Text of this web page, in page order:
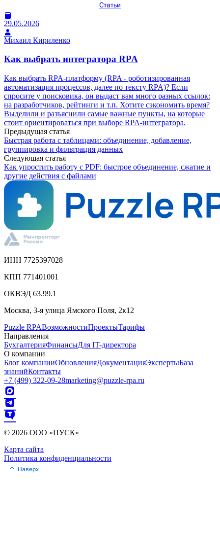
Статьи
29.05.2026
Михаил Кириленко
Как выбрать интегратора RPA
Как выбрать RPA-платформу (RPA - роботизированная
автоматизация процессов, далее по тексту RPA)? Если
спросите у поисковика, он выдаст вам много разных ссылок:
на разработчиков, рейтинги и т.п. Хотите сэкономить время?
Выделили и разъяснили самые важные пункты, на которые
стоит ориентироваться при выборе RPA-интегратора.
Предыдущая статья
Быстрая работа с таблицами: объединение, добавление,
группировка и фильтрация данных
Следующая статья
Как упростить работу с PDF: быстрое объединение, сжатие и
другие действия с файлами
ИНН 7725397028
КПП 771401001
ОКВЭД 63.99.1
Москва, 3-я улица Ямского Поля, 2к12
Puzzle RPAВозможностиПроектыТарифы
Направления
БухгалтерияФинансыДля IT-директора
О компании
Блог компанииОбновленияДокументацияЭкспертыБаза
знанийКонтакты
+7 (499) 322-09-28marketing@puzzle-rpa.ru
© 2026 ООО «ПУСК»
Карта сайта
Политика конфиденциальности
Наверх